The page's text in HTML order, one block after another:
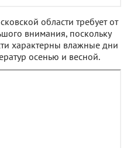
области требует от
внимания, поскольку
характерны влажные дни
осенью и весной.